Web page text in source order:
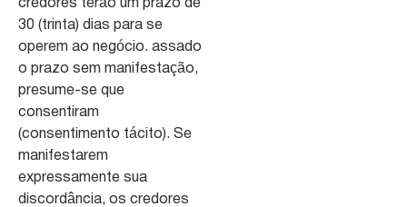
credores terão um prazo de
30 (trinta) dias para se
operem ao negócio. assado
o prazo sem manifestação,
presume-se que
consentiram
(consentimento tácito). Se
manifestarem
expressamente sua
discordância, os credores